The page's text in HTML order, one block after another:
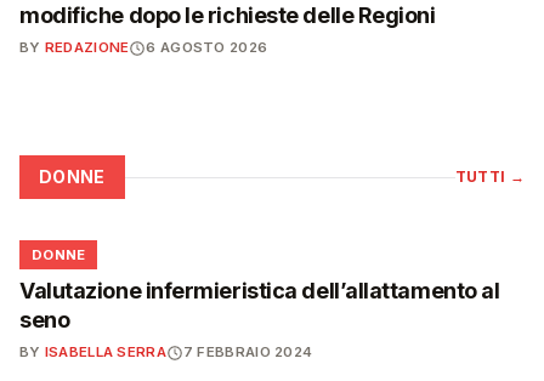
modifiche dopo le richieste delle Regioni
BY REDAZIONE 6 AGOSTO 2026
DONNE TUTTI →
🌸
DONNE
Valutazione infermieristica dell’allattamento al
seno
BY ISABELLA SERRA 7 FEBBRAIO 2024